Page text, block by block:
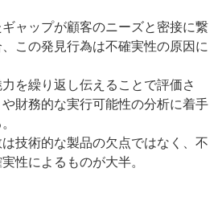
ギャップが顧客のニーズと密接に繋
この発見行為は不確実性の原因に
力を繰り返し伝えることで評価さ
財務的な実行可能性の分析に着手
技術的な製品の欠点ではなく、不
性によるものが大半。